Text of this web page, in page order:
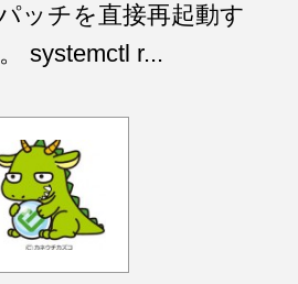
ッチを直接再起動す
systemctl r...